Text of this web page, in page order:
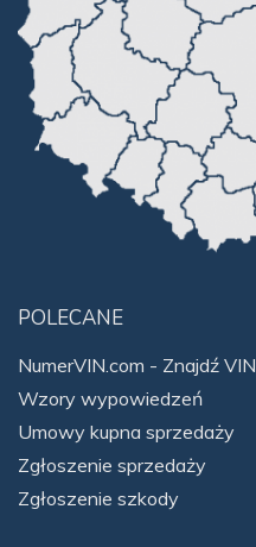
POLECANE
NumerVIN.com - Znajdź VIN
Wzory wypowiedzeń
Umowy kupna sprzedaży
Zgłoszenie sprzedaży
Zgłoszenie szkody